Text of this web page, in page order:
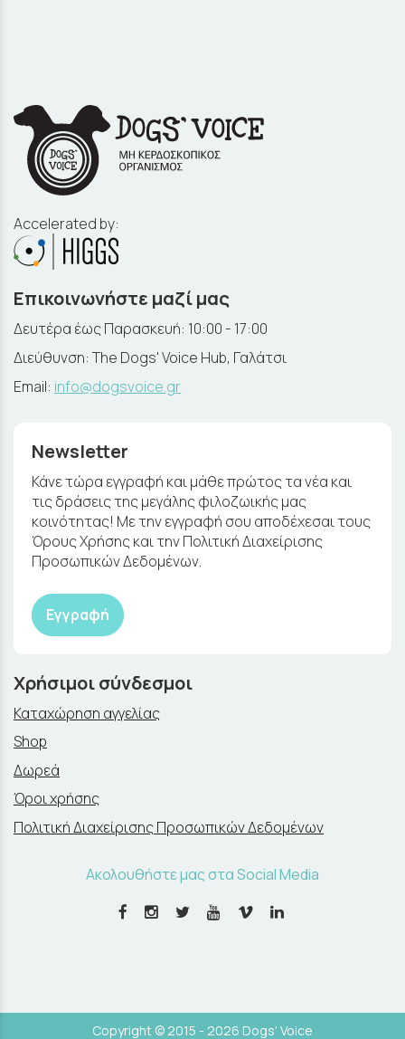
Accelerated by:
Επικοινωνήστε μαζί μας
Δευτέρα έως Παρασκευή: 10:00 - 17:00
Διεύθυνση: The Dogs' Voice Hub, Γαλάτσι
Email: info@dogsvoice.gr
Newsletter
Κάνε τώρα εγγραφή και μάθε πρώτος τα νέα και
τις δράσεις της μεγάλης φιλοζωικής μας
κοινότητας! Με την εγγραφή σου αποδέχεσαι τους
Όρους Χρήσης και την Πολιτική Διαχείρισης
Προσωπικών Δεδομένων.
Εγγραφή
Χρήσιμοι σύνδεσμοι
Καταχώρηση αγγελίας
Shop
Δωρεά
Όροι χρήσης
Πολιτική Διαχείρισης Προσωπικών Δεδομένων
Ακολουθήστε μας στα Social Media
Copyright © 2015 - 2026 Dogs' Voice